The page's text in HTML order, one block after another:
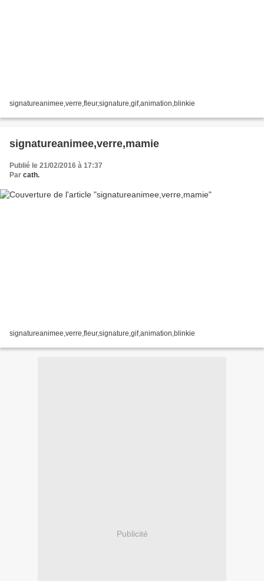
signatureanimee,verre,fleur,signature,gif,animation,blinkie
signatureanimee,verre,mamie
Publié le 21/02/2016 à 17:37
Par cath.
signatureanimee,verre,fleur,signature,gif,animation,blinkie
Publicité